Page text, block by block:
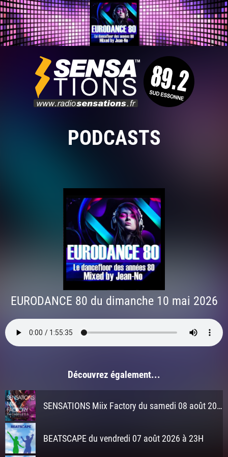
PODCASTS
EURODANCE 80 du dimanche 10 mai 2026
Découvrez également...
SENSATIONS Miix Factory du samedi 08 août 2026 à 21h
BEATSCAPE du vendredi 07 août 2026 à 23H